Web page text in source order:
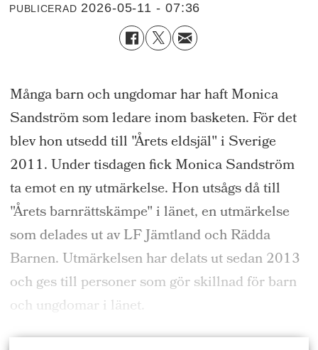
PUBLICERAD 2026-05-11 - 07:36
Många barn och ungdomar har haft Monica
Sandström som ledare inom basketen. För det
blev hon utsedd till "Årets eldsjäl" i Sverige
2011. Under tisdagen fick Monica Sandström
ta emot en ny utmärkelse. Hon utsågs då till
"Årets barnrättskämpe" i länet, en utmärkelse
som delades ut av LF Jämtland och Rädda
Barnen. Utmärkelsen har delats ut sedan 2013
och ges till personer som gör skillnad för barn
och ungdomar i länet.